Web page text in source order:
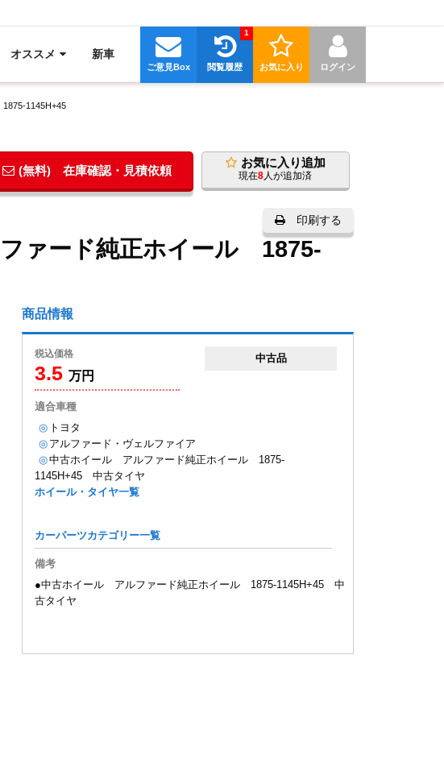
オススメ 新車
ログイン
お気に入り
閲覧履歴
1
ご意見Box
1145H+45
(無料) 在庫確認・見積依頼
お気に入り追加
現在8人が追加済
印刷する
ァード純正ホイール 1875-
商品情報
税込価格
3.5万円
中古品
適合車種
◎ トヨタ
◎ アルファード・ヴェルファイア
◎中古ホイール アルファード純正ホイール 1875-
1145H+45 中古タイヤ
ホイール・タイヤ一覧
カーパーツカテゴリー一覧
備考
●中古ホイール アルファード純正ホイール 1875-1145H+45 中
古タイヤ